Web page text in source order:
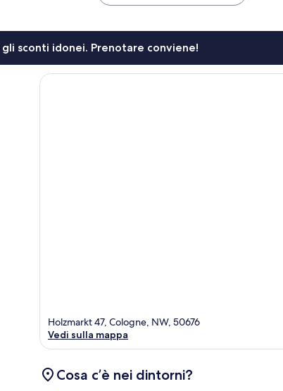
sconti idonei. Prenotare conviene!
Holzmarkt 47, Cologne, NW, 50676
Vedi sulla mappa
Cosa c’è nei dintorni?